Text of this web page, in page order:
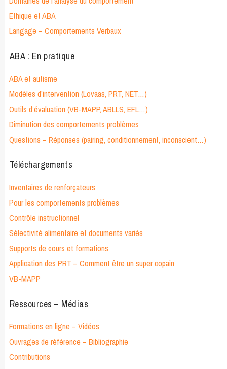
Ethique et ABA
Langage – Comportements Verbaux
ABA : En pratique
ABA et autisme
Modèles d’intervention (Lovaas, PRT, NET…)
Outils d’évaluation (VB-MAPP, ABLLS, EFL…)
Diminution des comportements problèmes
Questions – Réponses (pairing, conditionnement, inconscient…)
Téléchargements
Inventaires de renforçateurs
Pour les comportements problèmes
Contrôle instructionnel
Sélectivité alimentaire et documents variés
Supports de cours et formations
Application des PRT – Comment être un super copain
VB-MAPP
Ressources – Médias
Formations en ligne – Vidéos
Ouvrages de référence – Bibliographie
Contributions